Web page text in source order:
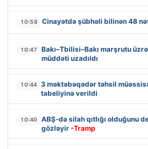
10:58 Cinayətdə şübhəli bilinən 48
10:47
Bakı–Tbilisi–Bakı marşrutu
müddəti uzadıldı
10:44 3 məktəbəqədər təhsil
tabeliyinə verildi
10:40
ABŞ-də silah qıtlığı olduğunu
gözləyir -Tramp